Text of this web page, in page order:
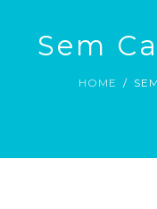
Sem
HOME